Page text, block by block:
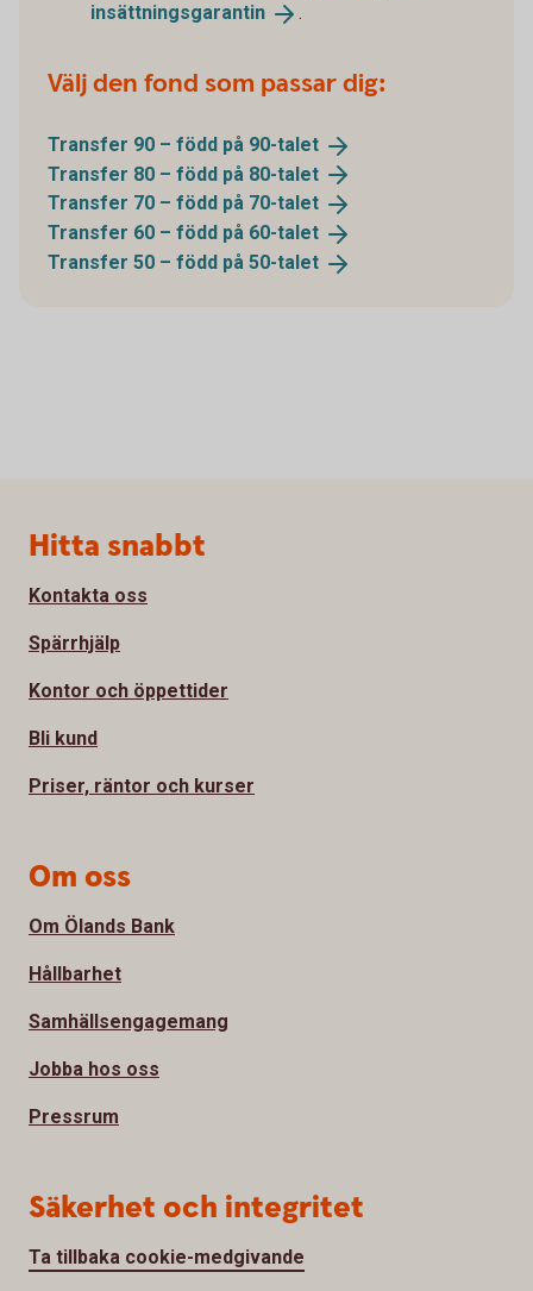
insättningsgarantin
.
Välj den fond som passar dig:
Transfer 90 – född på 90-talet
Transfer 80 – född på 80-talet
Transfer 70 – född på 70-talet
Transfer 60 – född på 60-talet
Transfer 50 – född på 50-talet
Sidfot
Hitta snabbt
Kontakta oss
Spärrhjälp
Kontor och öppettider
Bli kund
Priser, räntor och kurser
Om oss
Om Ölands Bank
Hållbarhet
Samhällsengagemang
Jobba hos oss
Pressrum
Säkerhet och integritet
Ta tillbaka cookie-medgivande